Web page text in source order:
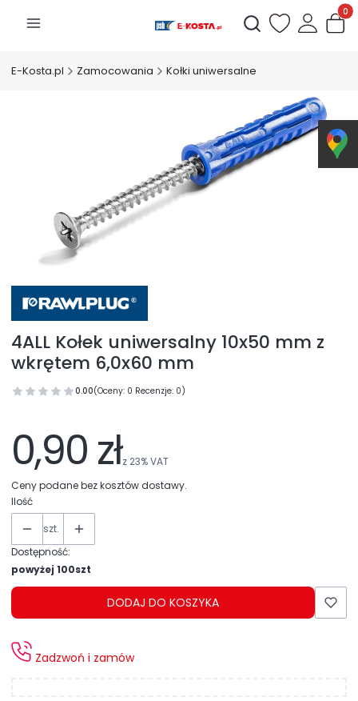
Otwórz wyszukiwarkę
E-Kosta.pl Zamocowania Kołki uniwersalne
4ALL Kołek uniwersalny 10x50 mm z
wkrętem 6,0x60 mm
0.00(Oceny: 0 Recenzje: 0)
0,90 złz 23%VAT
Ceny podane bez kosztów dostawy.
Ilość
szt.
Dostępność:
powyżej 100szt
DODAJ DO KOSZYKA
Zadzwoń i zamów